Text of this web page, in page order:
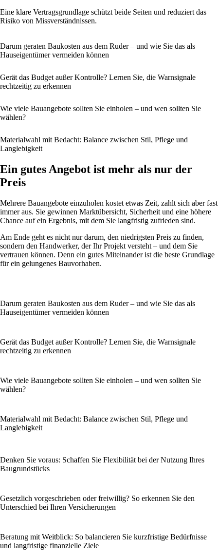
Eine klare Vertragsgrundlage schützt beide Seiten und reduziert das
Risiko von Missverständnissen.
Darum geraten Baukosten aus dem Ruder – und wie Sie das als
Hauseigentümer vermeiden können
Gerät das Budget außer Kontrolle? Lernen Sie, die Warnsignale
rechtzeitig zu erkennen
Wie viele Bauangebote sollten Sie einholen – und wen sollten Sie
wählen?
Materialwahl mit Bedacht: Balance zwischen Stil, Pflege und
Langlebigkeit
Ein gutes Angebot ist mehr als nur der
Preis
Mehrere Bauangebote einzuholen kostet etwas Zeit, zahlt sich aber fast
immer aus. Sie gewinnen Marktübersicht, Sicherheit und eine höhere
Chance auf ein Ergebnis, mit dem Sie langfristig zufrieden sind.
Am Ende geht es nicht nur darum, den niedrigsten Preis zu finden,
sondern den Handwerker, der Ihr Projekt versteht – und dem Sie
vertrauen können. Denn ein gutes Miteinander ist die beste Grundlage
für ein gelungenes Bauvorhaben.
Darum geraten Baukosten aus dem Ruder – und wie Sie das als
Hauseigentümer vermeiden können
Gerät das Budget außer Kontrolle? Lernen Sie, die Warnsignale
rechtzeitig zu erkennen
Wie viele Bauangebote sollten Sie einholen – und wen sollten Sie
wählen?
Materialwahl mit Bedacht: Balance zwischen Stil, Pflege und
Langlebigkeit
Denken Sie voraus: Schaffen Sie Flexibilität bei der Nutzung Ihres
Baugrundstücks
Gesetzlich vorgeschrieben oder freiwillig? So erkennen Sie den
Unterschied bei Ihren Versicherungen
Beratung mit Weitblick: So balancieren Sie kurzfristige Bedürfnisse
und langfristige finanzielle Ziele